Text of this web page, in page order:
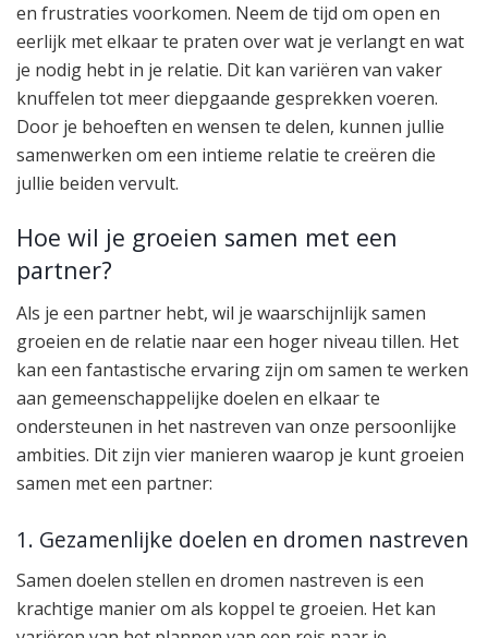
en frustraties voorkomen. Neem de tijd om open en
eerlijk met elkaar te praten over wat je verlangt en wat
je nodig hebt in je relatie. Dit kan variëren van vaker
knuffelen tot meer diepgaande gesprekken voeren.
Door je behoeften en wensen te delen, kunnen jullie
samenwerken om een intieme relatie te creëren die
jullie beiden vervult.
Hoe wil je groeien samen met een
partner?
Als je een partner hebt, wil je waarschijnlijk samen
groeien en de relatie naar een hoger niveau tillen. Het
kan een fantastische ervaring zijn om samen te werken
aan gemeenschappelijke doelen en elkaar te
ondersteunen in het nastreven van onze persoonlijke
ambities. Dit zijn vier manieren waarop je kunt groeien
samen met een partner:
1. Gezamenlijke doelen en dromen nastreven
Samen doelen stellen en dromen nastreven is een
krachtige manier om als koppel te groeien. Het kan